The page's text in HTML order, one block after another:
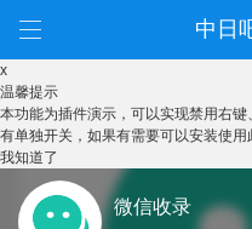
中日
x
温馨提示
本功能为插件演示，可以实现禁用右
有单独开关，如果有需要可以安装使用
我知道了
微信收录